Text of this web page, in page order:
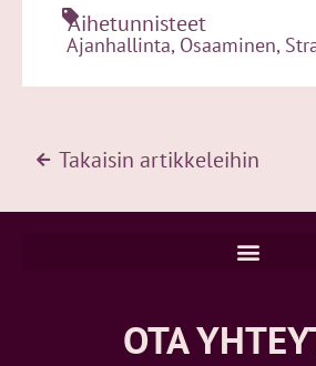
Aihetunnisteet
Ajanhallinta, Osaaminen,
Takaisin artikkeleihin
OTA